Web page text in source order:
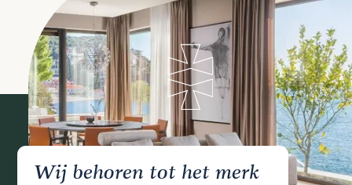
Wij behoren tot het merk